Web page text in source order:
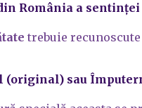
România a
trebuie
(original) sau